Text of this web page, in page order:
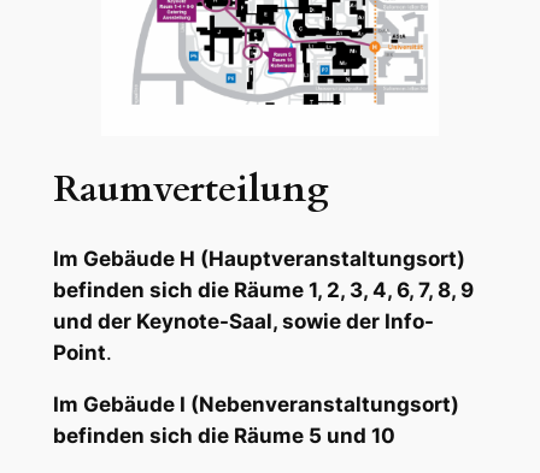
Raumverteilung
Im Gebäude H (Hauptveranstaltungsort)
befinden sich die Räume 1, 2, 3, 4, 6, 7, 8, 9
und der Keynote-Saal, sowie der Info-
Point.
Im Gebäude I (Nebenveranstaltungsort)
befinden sich die Räume 5 und 10